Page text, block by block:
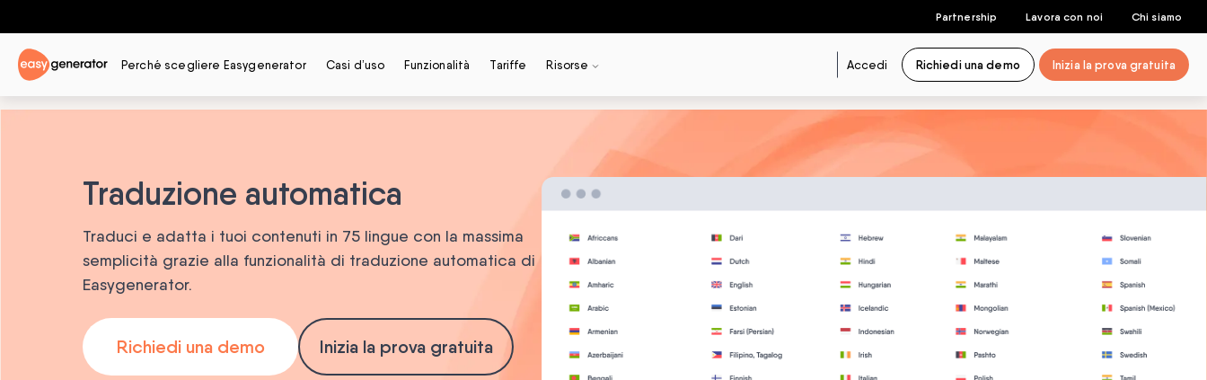
Partnership Lavora con noi Chi siamo
Perché scegliere Easygenerator Casi d’uso Funzionalità Tariffe Risorse Accedi Richiedi una demo Inizia la prova gratuita
Traduzione automatica
Traduci e adatta i tuoi contenuti in 75 lingue con la massima
semplicità grazie alla funzionalità di traduzione automatica di
Easygenerator.
Richiedi una demo Inizia la prova gratuita